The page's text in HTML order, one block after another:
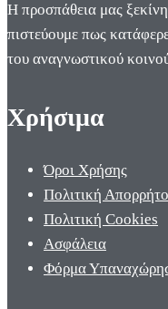
Η προσπάθεια μας
πιστεύουμε πως
του αναγνωστικού
Χρήσιμα
Όροι Χρήσης
Πολιτική
Πολιτική Cookies
Ασφάλεια
Φόρμα